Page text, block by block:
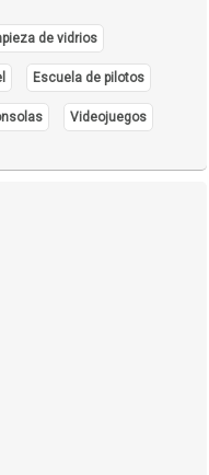
de vidrios
Escuela de pilotos
Videojuegos